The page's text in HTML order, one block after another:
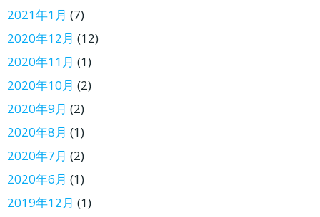
2021年1月 (7)
2020年12月 (12)
2020年11月 (1)
2020年10月 (2)
2020年9月 (2)
2020年8月 (1)
2020年7月 (2)
2020年6月 (1)
2019年12月 (1)